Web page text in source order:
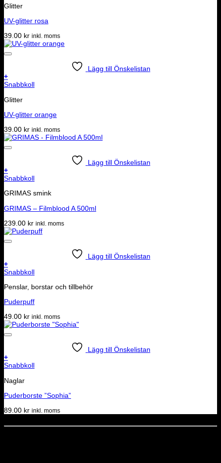
Glitter
UV-glitter rosa
39.00 kr inkl. moms
Lägg till Önskelistan
+
Snabbkoll
Glitter
UV-glitter orange
39.00 kr inkl. moms
Lägg till Önskelistan
+
Snabbkoll
GRIMAS smink
GRIMAS – Filmblood A 500ml
239.00 kr inkl. moms
Lägg till Önskelistan
+
Snabbkoll
Penslar, borstar och tillbehör
Puderpuff
49.00 kr inkl. moms
Lägg till Önskelistan
+
Snabbkoll
Naglar
Puderborste ”Sophia”
89.00 kr inkl. moms